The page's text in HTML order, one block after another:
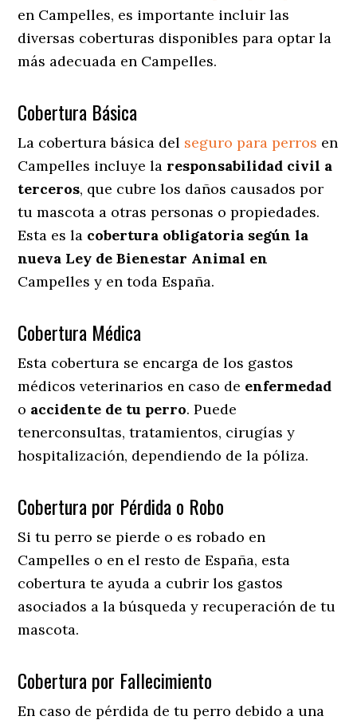
en Campelles, es importante incluir las
diversas coberturas disponibles para optar la
más adecuada en Campelles.
Cobertura Básica
La cobertura básica del seguro para perros en
Campelles incluye la responsabilidad civil a
terceros, que cubre los daños causados por
tu mascota a otras personas o propiedades.
Esta es la cobertura obligatoria según la
nueva Ley de Bienestar Animal en
Campelles y en toda España.
Cobertura Médica
Esta cobertura se encarga de los gastos
médicos veterinarios en caso de enfermedad
o accidente de tu perro. Puede
tenerconsultas, tratamientos, cirugías y
hospitalización, dependiendo de la póliza.
Cobertura por Pérdida o Robo
Si tu perro se pierde o es robado en
Campelles o en el resto de España, esta
cobertura te ayuda a cubrir los gastos
asociados a la búsqueda y recuperación de tu
mascota.
Cobertura por Fallecimiento
En caso de pérdida de tu perro debido a una